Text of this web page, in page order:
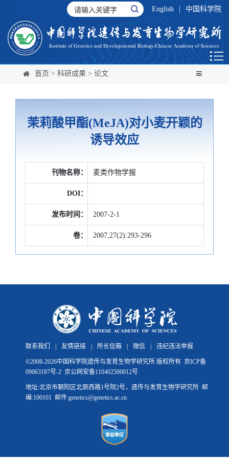
English 中国科学院
首页 > 科研成果 > 论文
茉莉酸甲酯(MeJA)对小麦开颖的
诱导效应
刊物名称： 麦类作物学报
DOI：
发布时间： 2007-2-1
卷： 2007,27(2):293-296
联系我们 友情链接 所长信箱 微信 违纪违法举报
©2008-2026中国科学院遗传与发育生物学研究所 版权所有 京ICP备
09063187号-2 京公网安备110402500012号
地址:北京市朝阳区北辰西路1号院2号，遗传与发育生物学研究所 邮
编:100101 邮件:genetics@genetics.ac.cn